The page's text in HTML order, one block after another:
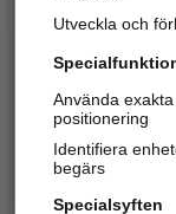
Utveckla och
Använda
positionering
Identifiera
begärs
Specialsyften